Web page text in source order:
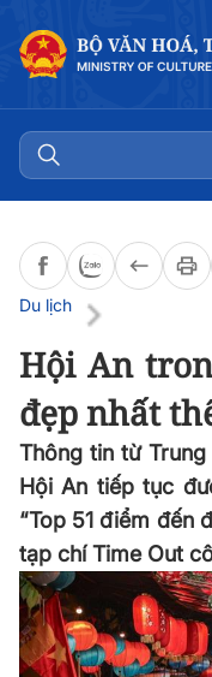
Du lịch
Hội An
đẹp nhất
Thông tin từ
Hội An tiếp tục
“Top 51 điểm đến
tạp chí Time Out
Đọc bài